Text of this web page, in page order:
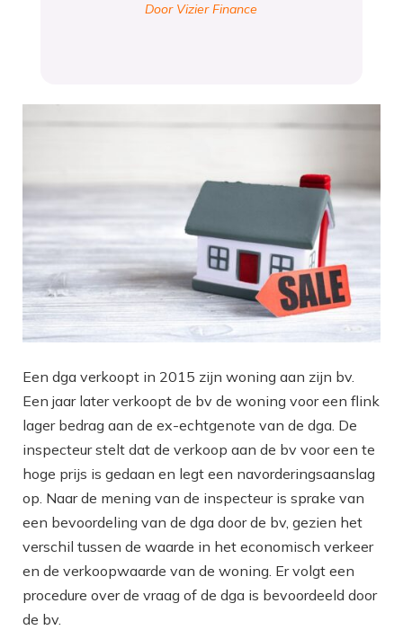
Door Vizier Finance
Een dga verkoopt in 2015 zijn woning aan zijn bv.
Een jaar later verkoopt de bv de woning voor een flink
lager bedrag aan de ex-echtgenote van de dga. De
inspecteur stelt dat de verkoop aan de bv voor een te
hoge prijs is gedaan en legt een navorderingsaanslag
op. Naar de mening van de inspecteur is sprake van
een bevoordeling van de dga door de bv, gezien het
verschil tussen de waarde in het economisch verkeer
en de verkoopwaarde van de woning. Er volgt een
procedure over de vraag of de dga is bevoordeeld door
de bv.